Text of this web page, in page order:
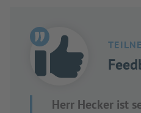
Herr Hecker ist